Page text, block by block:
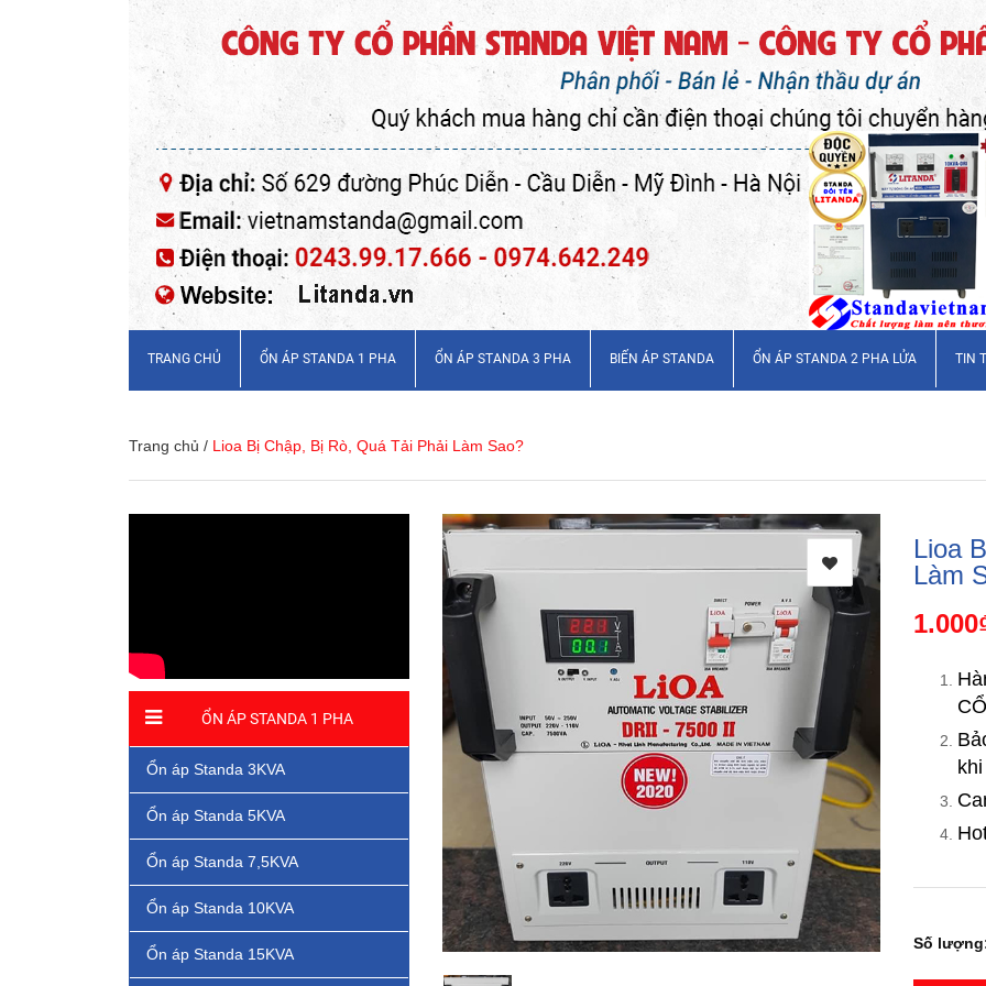
TRANG CHỦ ỔN ÁP STANDA 1 PHA ỔN ÁP STANDA 3 PHA BIẾN ÁP STANDA ỔN ÁP STANDA 2 PHA LỬA TIN
Trang chủ / Lioa Bị Chập, Bị Rò, Quá Tải Phải Làm Sao?
Lioa
Làm
Số
ỔN ÁP STANDA 1 PHA
Ổn áp Standa 3KVA
Ổn áp Standa 5KVA
Ổn áp Standa 7,5KVA
Ổn áp Standa 10KVA
Ổn áp Standa 15KVA